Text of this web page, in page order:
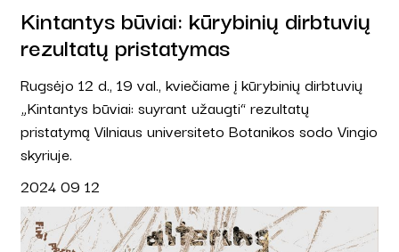
Kintantys būviai: kūrybinių dirbtuvių
rezultatų pristatymas
Rugsėjo 12 d., 19 val., kviečiame į kūrybinių dirbtuvių
„Kintantys būviai: suyrant užaugti“ rezultatų
pristatymą Vilniaus universiteto Botanikos sodo Vingio
skyriuje.
2024 09 12